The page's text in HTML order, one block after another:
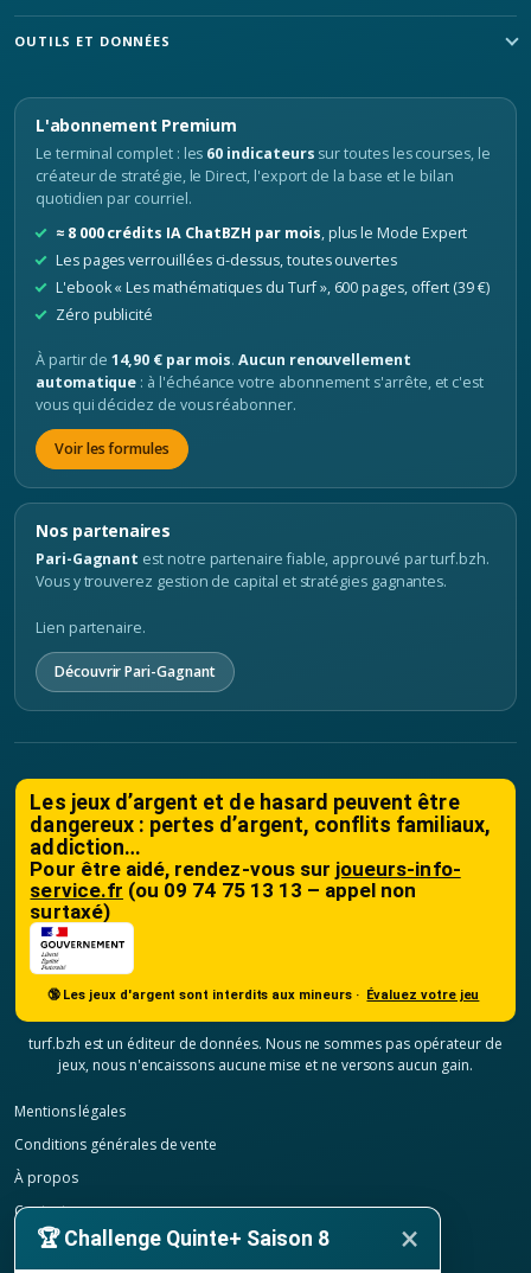
OUTILS ET DONNÉES
L'abonnement Premium
Le terminal complet : les 60 indicateurs sur toutes les courses, le
créateur de stratégie, le Direct, l'export de la base et le bilan
quotidien par courriel.
≈ 8 000 crédits IA ChatBZH par mois, plus le Mode Expert
Les pages verrouillées ci-dessus, toutes ouvertes
L'ebook « Les mathématiques du Turf », 600 pages, offert (39 €)
Zéro publicité
À partir de14,90 € par mois.Aucun renouvellement
automatique : à l'échéance votre abonnement s'arrête, et c'est
vous qui décidez de vous réabonner.
Voir les formules
Nos partenaires
Pari-Gagnant est notre partenaire fiable, approuvé par turf.bzh.
Vous y trouverez gestion de capital et stratégies gagnantes.
Lien partenaire.
Découvrir Pari-Gagnant
Les jeux d’argent et de hasard peuvent être
dangereux : pertes d’argent, conflits familiaux,
addiction…
Pour être aidé, rendez-vous sur joueurs-info-
service.fr (ou 09 74 75 13 13 – appel non
surtaxé)
🔞 Les jeux d'argent sont interdits aux mineurs · Évaluez votre jeu
turf.bzh est un éditeur de données. Nous ne sommes pas opérateur de
jeux, nous n'encaissons aucune mise et ne versons aucun gain.
Mentions légales
Conditions générales de vente
À propos
Contact
Confidentialité
🏆 Challenge Quinte+ Saison 8 ×